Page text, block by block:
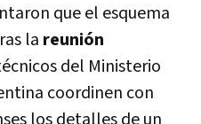
que el esquema
la reunión
del Ministerio
coordinen con